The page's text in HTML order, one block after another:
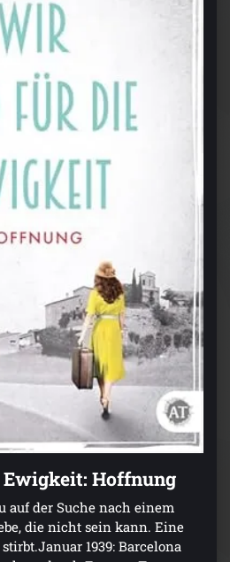
Hoffnung
auf der Suche nach einem
die nicht sein kann. Eine
1939: Barcelona